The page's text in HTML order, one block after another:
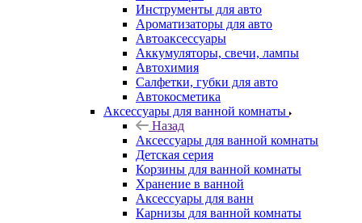
Инструменты для авто
Ароматизаторы для авто
Автоаксессуары
Аккумуляторы, свечи, лампы
Автохимия
Салфетки, губки для авто
Автокосметика
Аксессуары для ванной комнаты
Назад
Аксессуары для ванной комнаты
Детская серия
Корзины для ванной комнаты
Хранение в ванной
Аксессуары для ванн
Карнизы для ванной комнаты